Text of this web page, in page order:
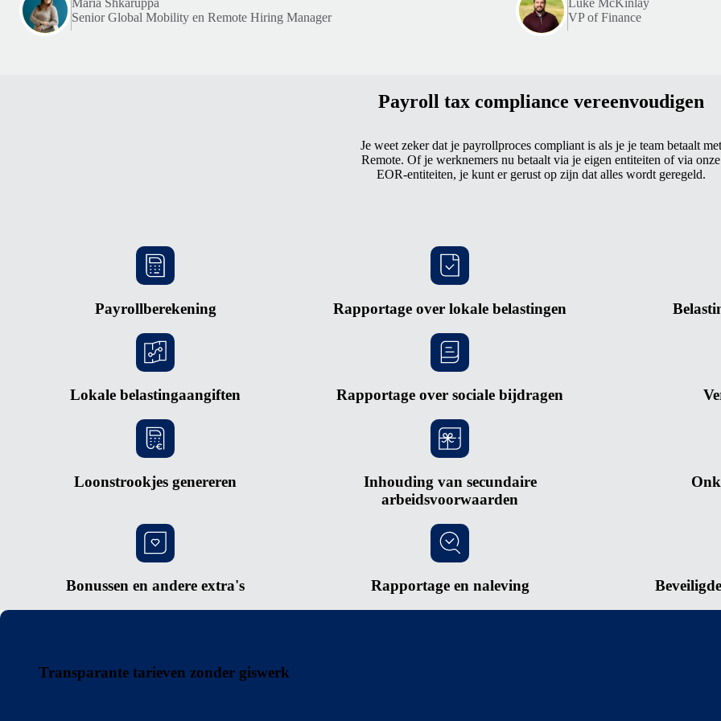
Maria Shkaruppa
Senior Global Mobility en Remote Hiring Manager
Luke McKinlay
VP of Finance
Payroll tax compliance vereenvoudigen
Je weet zeker dat je payrollproces compliant is als je je team betaalt met
Remote. Of je werknemers nu betaalt via je eigen entiteiten of via onze
EOR-entiteiten, je kunt er gerust op zijn dat alles wordt geregeld.
Payrollberekening Rapportage over lokale belastingen
Lokale belastingaangiften Rapportage over sociale bijdragen
Loonstrookjes genereren
Inhouding van secundaire
arbeidsvoorwaarden
Bonussen en andere extra's Rapportage en naleving
Transparante tarieven zonder giswerk